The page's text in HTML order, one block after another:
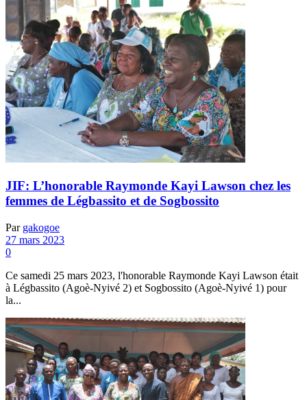
JIF: L’honorable Raymonde Kayi Lawson chez les
femmes de Légbassito et de Sogbossito
Par gakogoe
27 mars 2023
0
Ce samedi 25 mars 2023, l'honorable Raymonde Kayi Lawson était
à Légbassito (Agoè-Nyivé 2) et Sogbossito (Agoè-Nyivé 1) pour
la...